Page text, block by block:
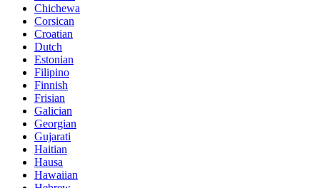
Chichewa
Corsican
Croatian
Dutch
Estonian
Filipino
Finnish
Frisian
Galician
Georgian
Gujarati
Haitian
Hausa
Hawaiian